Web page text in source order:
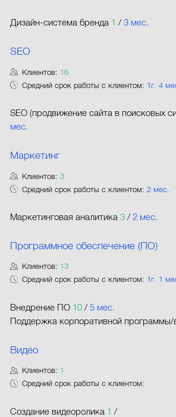
Дизайн-система бренда 1 /3 мес.
SEO
Клиентов: 16
Средний срок работы с клиентом: 1г. 4
SEO (продвижение сайта в поисковых
мес.
Маркетинг
Клиентов:3
Средний срок работы с клиентом:2 мес.
Маркетинговая аналитика 3 /2 мес.
Программное обеспечение (ПО)
Клиентов: 13
Средний срок работы с клиентом: 1г. 1
Внедрение ПО 10 /5 мес.
Поддержка корпоративной программы/
Видео
Клиентов: 1
Средний срок работы с клиентом:
Создание видеоролика 1 /